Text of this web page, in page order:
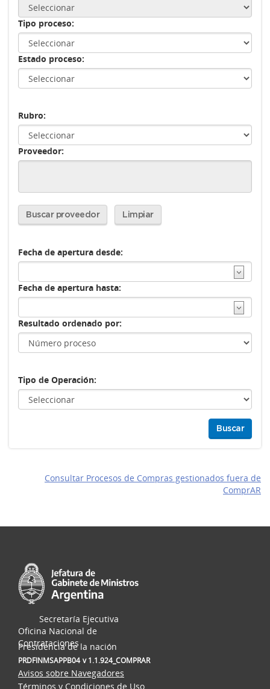
Tipo proceso:
Estado proceso:
Rubro:
Proveedor:
Buscar proveedor Limpiar
Fecha de apertura desde:
Fecha de apertura hasta:
Resultado ordenado por:
Tipo de Operación:
Buscar
Consultar Procesos de Compras gestionados fuera de
ComprAR
Secretaría Ejecutiva
Oficina Nacional de
Contrataciones
Presidencia de la nación
PRDFINMSAPPB04 v 1.1.924_COMPRAR
Avisos sobre Navegadores
Términos y Condiciones de Uso